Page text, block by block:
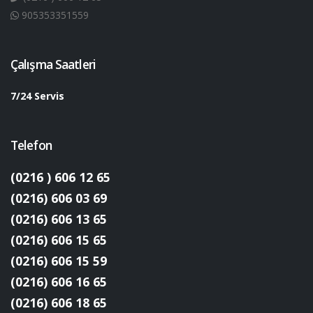
905353351559
Çalışma Saatleri
7/24 Servis
Telefon
(0216 ) 606 12 65
(0216) 606 03 69
(0216) 606 13 65
(0216) 606 15 65
(0216) 606 15 59
(0216) 606 16 65
(0216) 606 18 65